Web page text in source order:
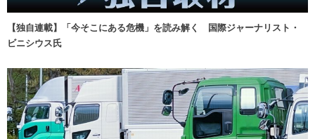
【独自連載】「今そこにある危機」を読み解く 国際ジャーナリスト・
ビニシウス氏